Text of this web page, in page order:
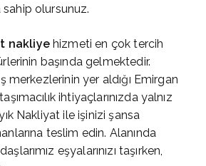
sahip olursunuz.
nakliyehizmeti en çok tercih
başında gelmektedir.
merkezlerinin yer aldığı Emirgan
ihtiyaçlarınızda yalnız
Nakliyat ile işinizi şansa
teslim edin. Alanında
eşyalarınızı taşırken,